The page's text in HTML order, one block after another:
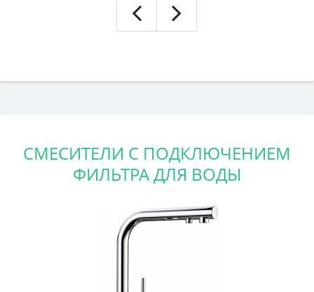
СМЕСИТЕЛИ С ПОДКЛЮЧЕНИЕМ
ФИЛЬТРА ДЛЯ ВОДЫ